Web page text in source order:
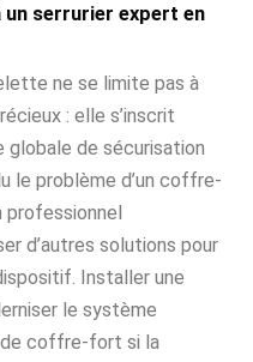
serrurier expert en
ne se limite pas à
: elle s’inscrit
globale de sécurisation
le problème d’un coffre-
d’autres solutions pour
Installer une
le système
de coffre-fort si la